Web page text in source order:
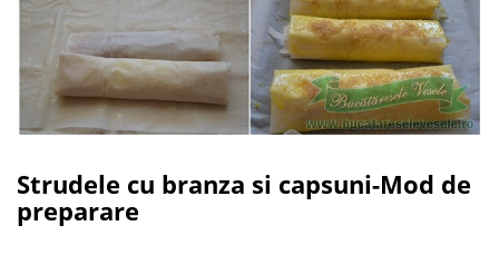
Strudele cu branza si capsuni-Mod de
preparare